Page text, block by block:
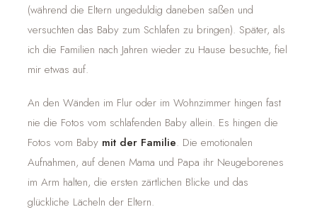
(während die Eltern ungeduldig daneben saßen und
versuchten das Baby zum Schlafen zu bringen). Später, als
ich die Familien nach Jahren wieder zu Hause besuchte, fiel
mir etwas auf.
An den Wänden im Flur oder im Wohnzimmer hingen fast
nie die Fotos vom schlafenden Baby allein. Es hingen die
Fotos vom Baby mit der Familie. Die emotionalen
Aufnahmen, auf denen Mama und Papa ihr Neugeborenes
im Arm halten, die ersten zärtlichen Blicke und das
glückliche Lächeln der Eltern.